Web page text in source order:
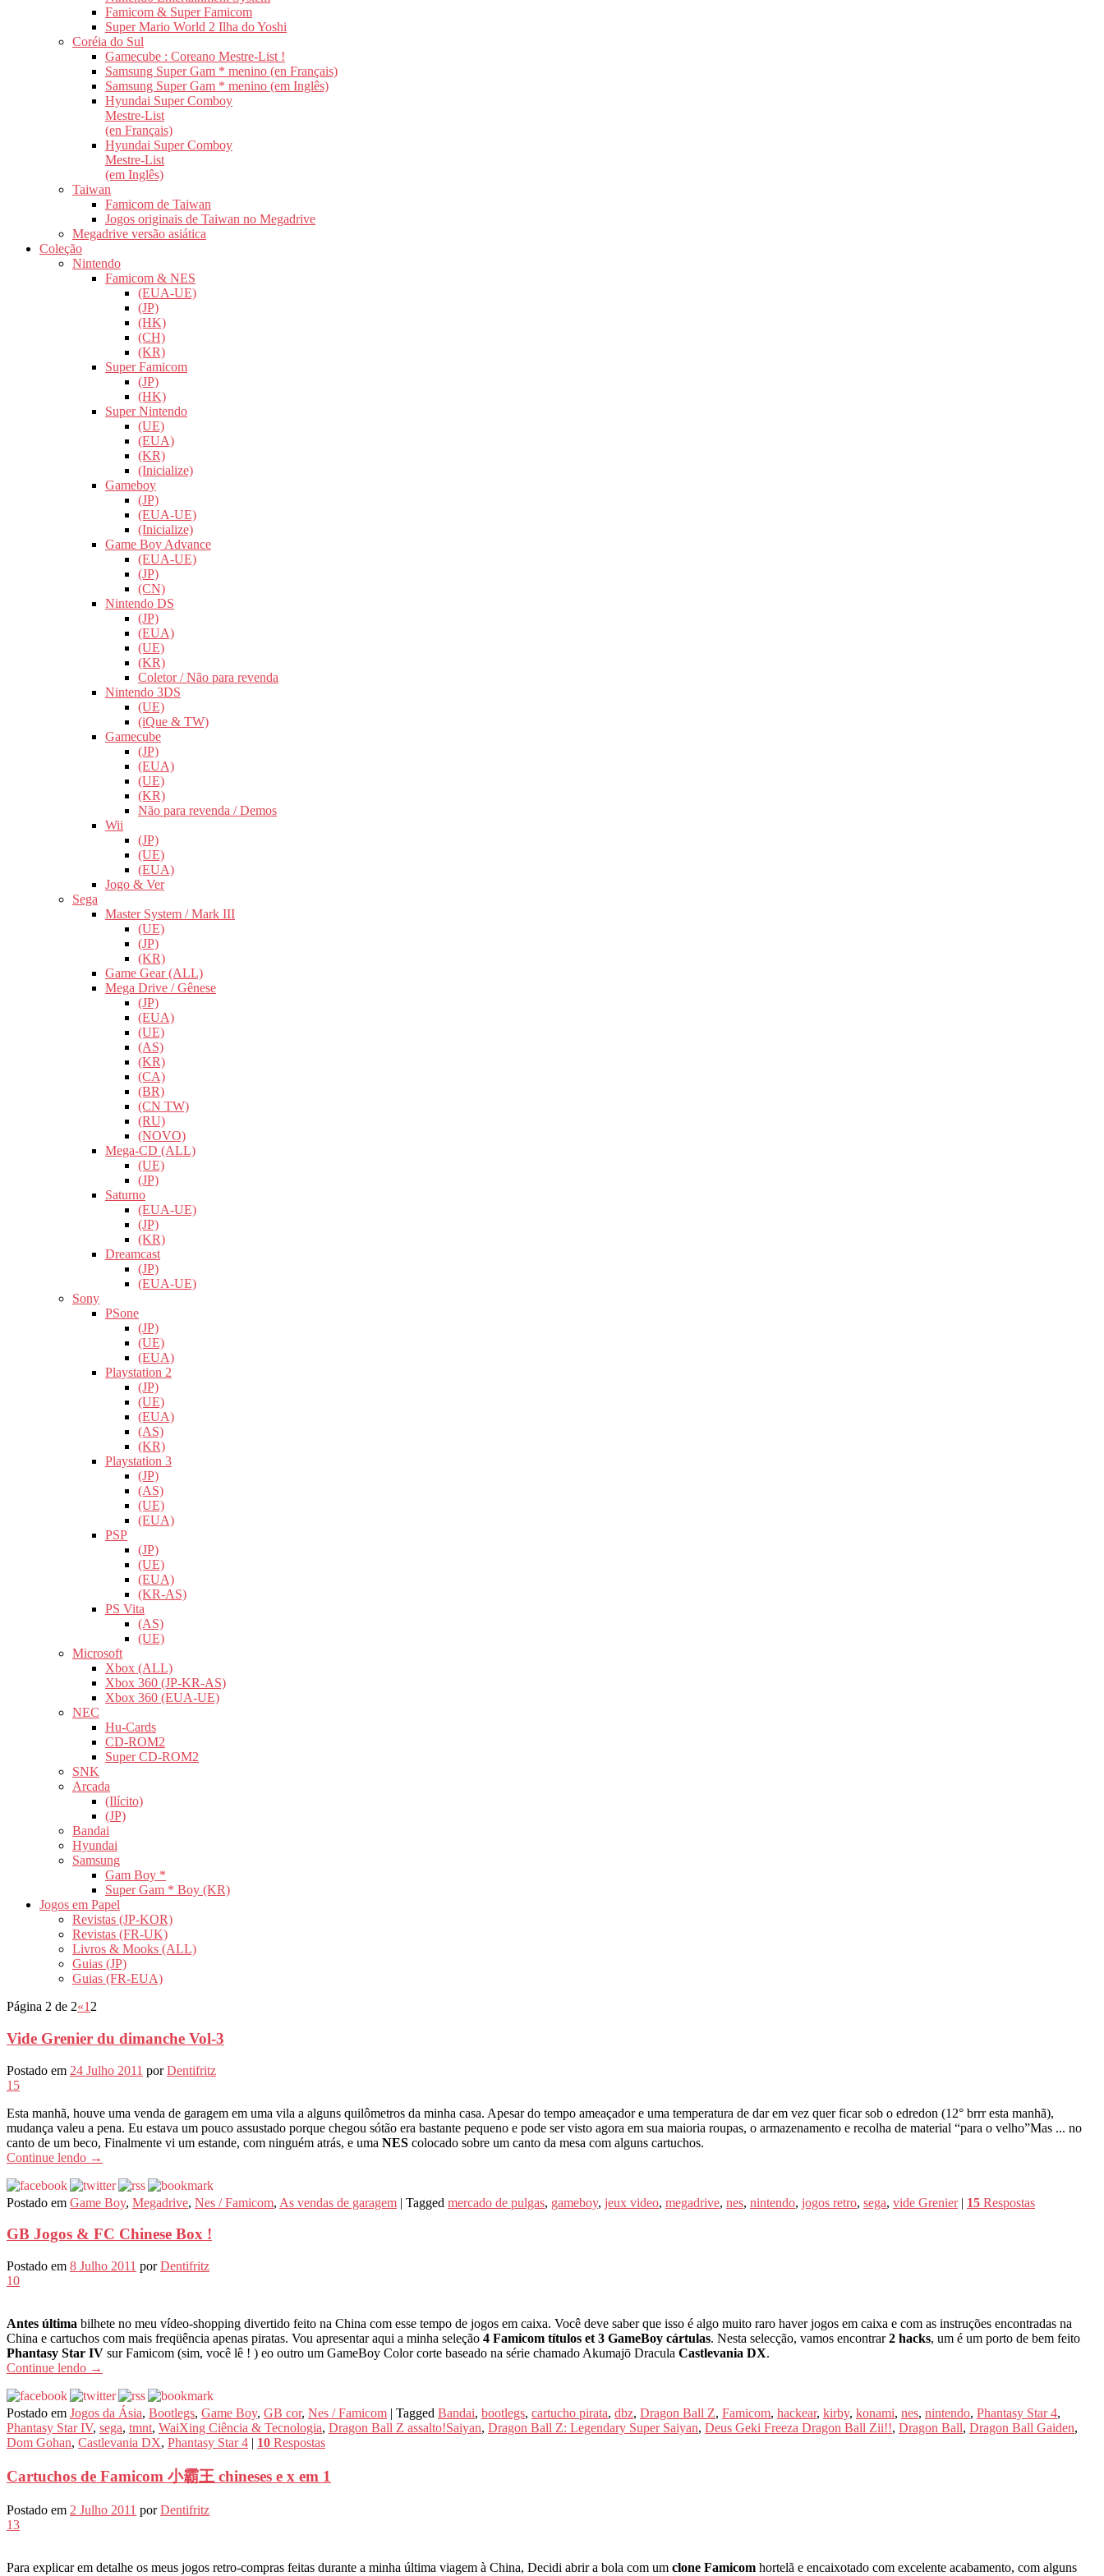
Famicom & Super Famicom
Super Mario World 2 Ilha do Yoshi
Coréia do Sul
Gamecube : Coreano Mestre-List !
Samsung Super Gam * menino (en Français)
Samsung Super Gam * menino (em Inglês)
Hyundai Super Comboy
Mestre-List
(en Français)
Hyundai Super Comboy
Mestre-List
(em Inglês)
Taiwan
Famicom de Taiwan
Jogos originais de Taiwan no Megadrive
Megadrive versão asiática
Coleção
Nintendo
Famicom & NES
(EUA-UE)
(JP)
(HK)
(CH)
(KR)
Super Famicom
(JP)
(HK)
Super Nintendo
(UE)
(EUA)
(KR)
(Inicialize)
Gameboy
(JP)
(EUA-UE)
(Inicialize)
Game Boy Advance
(EUA-UE)
(JP)
(CN)
Nintendo DS
(JP)
(EUA)
(UE)
(KR)
Coletor / Não para revenda
Nintendo 3DS
(UE)
(iQue & TW)
Gamecube
(JP)
(EUA)
(UE)
(KR)
Não para revenda / Demos
Wii
(JP)
(UE)
(EUA)
Jogo & Ver
Sega
Master System / Mark III
(UE)
(JP)
(KR)
Game Gear (ALL)
Mega Drive / Gênese
(JP)
(EUA)
(UE)
(AS)
(KR)
(CA)
(BR)
(CN TW)
(RU)
(NOVO)
Mega-CD (ALL)
(UE)
(JP)
Saturno
(EUA-UE)
(JP)
(KR)
Dreamcast
(JP)
(EUA-UE)
Sony
PSone
(JP)
(UE)
(EUA)
Playstation 2
(JP)
(UE)
(EUA)
(AS)
(KR)
Playstation 3
(JP)
(AS)
(UE)
(EUA)
PSP
(JP)
(UE)
(EUA)
(KR-AS)
PS Vita
(AS)
(UE)
Microsoft
Xbox (ALL)
Xbox 360 (JP-KR-AS)
Xbox 360 (EUA-UE)
NEC
Hu-Cards
CD-ROM2
Super CD-ROM2
SNK
Arcada
(Ilícito)
(JP)
Bandai
Hyundai
Samsung
Gam Boy *
Super Gam * Boy (KR)
Jogos em Papel
Revistas (JP-KOR)
Revistas (FR-UK)
Livros & Mooks (ALL)
Guias (JP)
Guias (FR-EUA)
Página 2 de 2«1 2
Vide Grenier du dimanche Vol-3
Postado em 24 Julho 2011 porDentifritz
15
Esta manhã, houve uma venda de garagem em uma vila a alguns quilômetros da minha casa. Apesar do tempo ameaçador e uma temperatura de dar em vez quer ficar sob o edredon (12° brrr esta manhã),
mudança valeu a pena. Eu estava um pouco assustado porque chegou sótão era bastante pequeno e pode ser visto agora em sua maioria roupas, o armazenamento e recolha de material “para o velho”Mas ... no
canto de um beco, Finalmente vi um estande, com ninguém atrás, e uma NES colocado sobre um canto da mesa com alguns cartuchos.
Continue lendo →
Postado em Game Boy, Megadrive, Nes / Famicom, As vendas de garagem | Tagged mercado de pulgas, gameboy, jeux video, megadrive, nes, nintendo, jogos retro, sega, vide Grenier | 15 Respostas
GB Jogos & FC Chinese Box !
Postado em 8 Julho 2011 porDentifritz
10
Antes última bilhete no meu vídeo-shopping divertido feito na China com esse tempo de jogos em caixa. Você deve saber que isso é algo muito raro haver jogos em caixa e com as instruções encontradas na
China e cartuchos com mais freqüência apenas piratas. Vou apresentar aqui a minha seleção 4 Famicom títulos et 3 GameBoy cártulas. Nesta selecção, vamos encontrar2 hacks, um é um porto de bem feito
Phantasy Star IV sur Famicom (sim, você lê ! ) eo outro um GameBoy Color corte baseado na série chamado Akumajō Dracula Castlevania DX.
Continue lendo →
Postado em Jogos da Ásia, Bootlegs, Game Boy, GB cor, Nes / Famicom | Tagged Bandai, bootlegs, cartucho pirata, dbz, Dragon Ball Z, Famicom, hackear, kirby, konami, nes, nintendo, Phantasy Star 4,
Phantasy Star IV, sega, tmnt, WaiXing Ciência & Tecnologia, Dragon Ball Z assalto!Saiyan, Dragon Ball Z: Legendary Super Saiyan, Deus Geki Freeza Dragon Ball Zii!!, Dragon Ball, Dragon Ball Gaiden,
Dom Gohan, Castlevania DX, Phantasy Star 4 | 10 Respostas
Cartuchos de Famicom 小霸王 chineses e x em 1
Postado em 2 Julho 2011 porDentifritz
13
Para explicar em detalhe os meus jogos retro-compras feitas durante a minha última viagem à China, Decidi abrir a bola com um clone Famicom hortelã e encaixotado com excelente acabamento, com alguns